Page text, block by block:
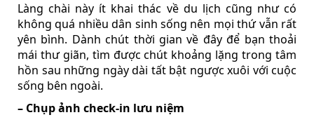
Làng chài này ít khai thác về du lịch cũng như có
không quá nhiều dân sinh sống nên mọi thứ vẫn rất
yên bình. Dành chút thời gian về đây để bạn thoải
mái thư giãn, tìm được chút khoảng lặng trong tâm
hồn sau những ngày dài tất bật ngược xuôi với cuộc
sống bên ngoài.
– Chụp ảnh check-in lưu niệm